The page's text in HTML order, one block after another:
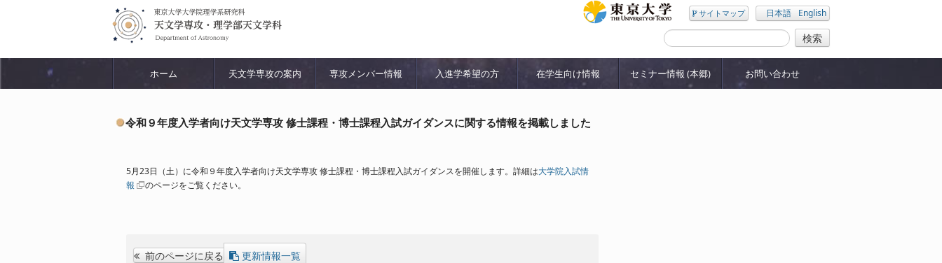
サイトマップ 日本語 English
ホーム 天文学専攻の案内 専攻メンバー情報 入進学希望の方 在学生向け情報 セミナー情報 (本郷) お問い合わせ
令和９年度入学者向け天文学専攻 修士課程・博士課程入試ガイダンスに関する情報を掲載しました
5月23日（土）に令和９年度入学者向け天文学専攻 修士課程・博士課程入試ガイダンスを開催します。詳細は大学院入試情
報
のページをご覧ください。
前のページに戻る 更新情報一覧